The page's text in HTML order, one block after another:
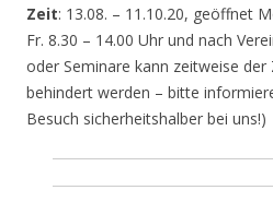
Zeit: 13.08. – 11.10.20, geöffnet
Fr. 8.30 – 14.00 Uhr und nach
oder Seminare kann zeitweise der
behindert werden – bitte
Besuch sicherheitshalber bei uns!)